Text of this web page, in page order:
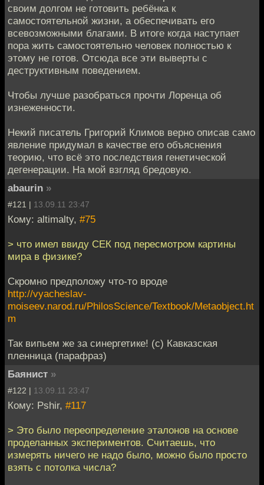
своим долгом не готовить ребёнка к
самостоятельной жизни, а обеспечивать его
всевозможными благами. В итоге когда наступает
пора жить самостоятельно человек полностью к
этому не готов. Отсюда все эти выверты с
деструктивным поведением.
Чтобы лучше разобраться прочти Лоренца об
изнеженности.
Некий писатель Григорий Климов верно описав само
явление придумал в качестве его объяснения
теорию, что всё это последствия генетической
дегенерации. На мой взгляд бредовую.
abaurin »
#121 | 13.09.11 23:47
Кому: altimalty, #75
> что имел ввиду СЕК под пересмотром картины
мира в физике?
Скромно предположу что-то вроде
http://vyacheslav-
moiseev.narod.ru/PhilosScience/Textbook/Metaobject.ht
m
Так випьем же за синергетике! (с) Кавказская
пленница (парафраз)
Баянист »
#122 | 13.09.11 23:47
Кому: Pshir, #117
> Это было переопределение эталонов на основе
проделанных экспериментов. Считаешь, что
измерять ничего не надо было, можно было просто
взять с потолка числа?